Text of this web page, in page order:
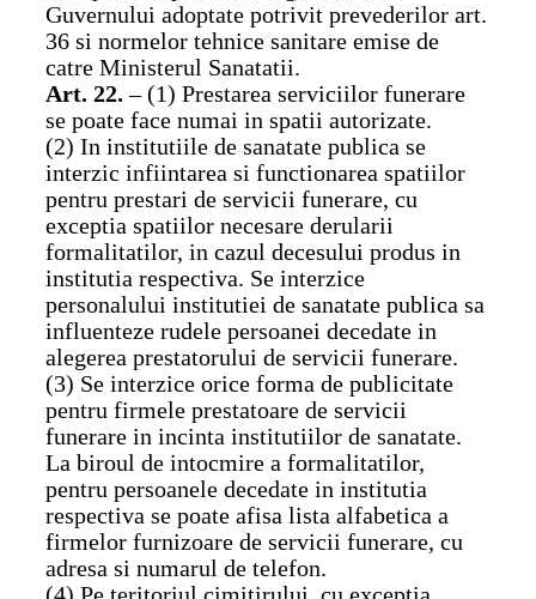
Guvernului adoptate potrivit prevederilor art.
36 si normelor tehnice sanitare emise de
catre Ministerul Sanatatii.
Art. 22. – (1) Prestarea serviciilor funerare
se poate face numai in spatii autorizate.
(2) In institutiile de sanatate publica se
interzic infiintarea si functionarea spatiilor
pentru prestari de servicii funerare, cu
exceptia spatiilor necesare derularii
formalitatilor, in cazul decesului produs in
institutia respectiva. Se interzice
personalului institutiei de sanatate publica sa
influenteze rudele persoanei decedate in
alegerea prestatorului de servicii funerare.
(3) Se interzice orice forma de publicitate
pentru firmele prestatoare de servicii
funerare in incinta institutiilor de sanatate.
La biroul de intocmire a formalitatilor,
pentru persoanele decedate in institutia
respectiva se poate afisa lista alfabetica a
firmelor furnizoare de servicii funerare, cu
adresa si numarul de telefon.
(4) Pe teritoriul cimitirului, cu exceptia